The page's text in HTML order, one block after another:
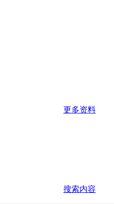
更多资料
搜索内容